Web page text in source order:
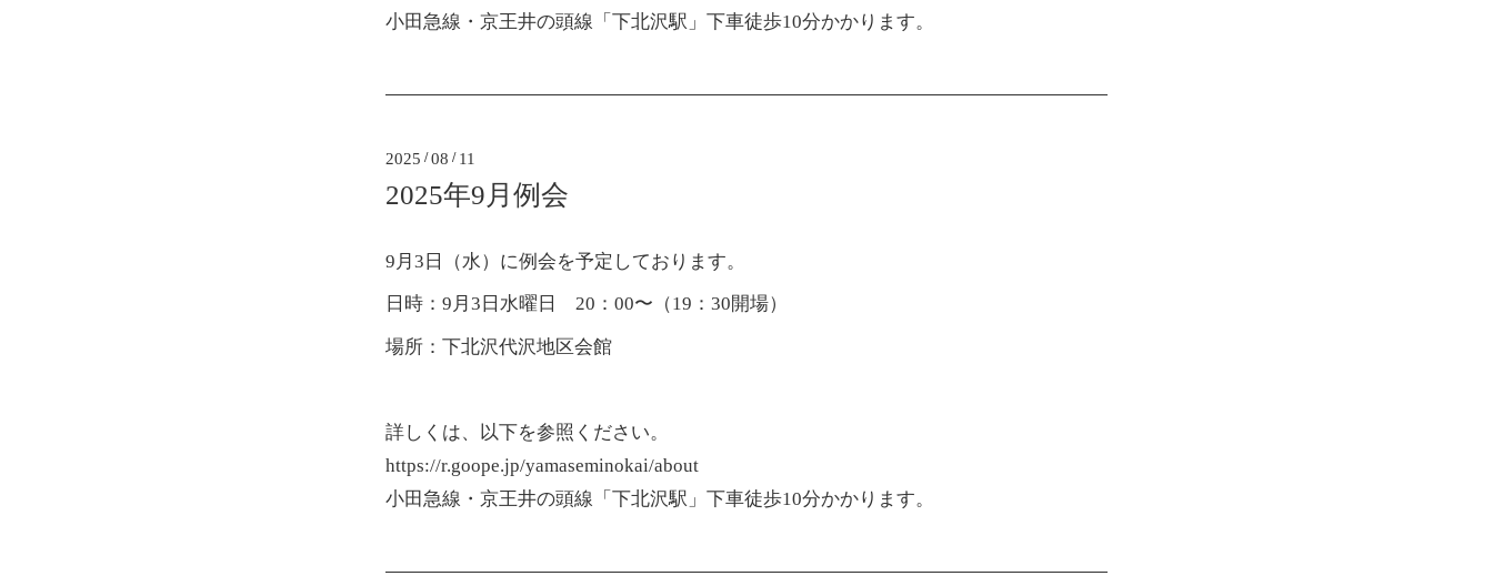
小田急線・京王井の頭線「下北沢駅」下車徒歩10分かかります。
2025 /08 / 11
2025年9月例会
9月3日（水）に例会を予定しております。
日時：9月3日水曜日 20：00〜（19：30開場）
場所：下北沢代沢地区会館
詳しくは、以下を参照ください。
https://r.goope.jp/yamaseminokai/about
小田急線・京王井の頭線「下北沢駅」下車徒歩10分かかります。